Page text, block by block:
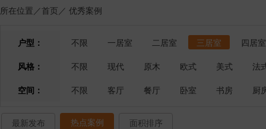
所在位置／首页 ／ 优秀案例
户型： 不限 一居室 二居室 三居室
四居室
风格：
不限 现代 原木 欧式 美式
法
空间：
不限 客厅 餐厅 卧室 书房 厨
最新发布 热点案例 面积排序